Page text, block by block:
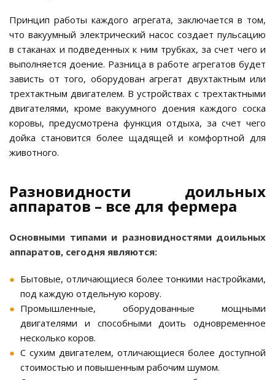
Принцип работы каждого агрегата, заключается в том,
что вакуумный электрический насос создает пульсацию
в стаканах и подведенных к ним трубках, за счет чего и
выполняется доение. Разница в работе агрегатов будет
зависть от того, оборудован агрегат двухтактным или
трехтактным двигателем. В устройствах с трехтактными
двигателями, кроме вакуумного доения каждого соска
коровы, предусмотрена функция отдыха, за счет чего
дойка становится более щадящей и комфортной для
животного.
Разновидности доильных
аппаратов – все для фермера
Основными типами и разновидностями доильных
аппаратов, сегодня являются:
Бытовые, отличающиеся более тонкими настройками,
под каждую отдельную корову.
Промышленные, оборудованные мощными
двигателями и способными доить одновременное
несколько коров.
С сухим двигателем, отличающиеся более доступной
стоимостью и повышенным рабочим шумом.